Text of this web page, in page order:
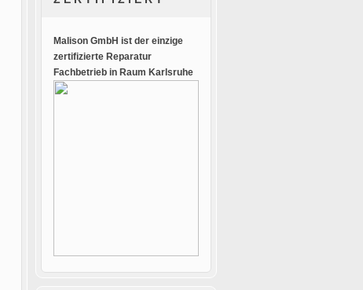
Malison GmbH ist der einzige
zertifizierte Reparatur
Fachbetrieb in Raum Karlsruhe